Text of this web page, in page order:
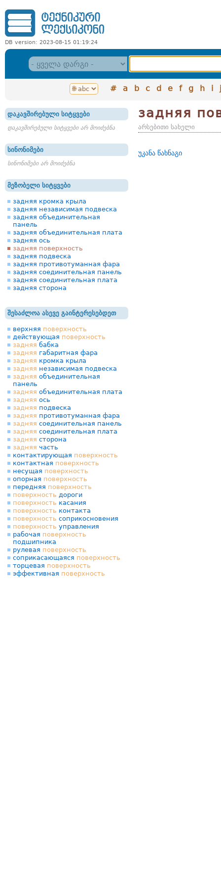
DB version: 2023-08-15 01:19:24
# a b c d e f g h i j
დაკავშირებული სიტყვები
დაკავშირებული სიტყვები არ მოიძებნა
სინონიმები
სინონიმები არ მოიძებნა
მეზობელი სიტყვები
задняя кромка крыла
задняя независимая подвеска
задняя объединительная
панель
задняя объединительная плата
задняя ось
задняя поверхность
задняя подвеска
задняя противотуманная фара
задняя соединительная панель
задняя соединительная плата
задняя сторона
შესაძლოა ასევე გაინტერესებდეთ
верхняя поверхность
действующая поверхность
задняя бабка
задняя габаритная фара
задняя кромка крыла
задняя независимая подвеска
задняя объединительная
панель
задняя объединительная плата
задняя ось
задняя подвеска
задняя противотуманная фара
задняя соединительная панель
задняя соединительная плата
задняя сторона
задняя часть
контактирующая поверхность
контактная поверхность
несущая поверхность
опорная поверхность
передняя поверхность
поверхность дороги
поверхность касания
поверхность контакта
поверхность соприкосновения
поверхность управления
рабочая поверхность
подшипника
рулевая поверхность
соприкасающаяся поверхность
торцевая поверхность
эффективная поверхность
задняя
არსებითი სახელი
უკანა წახნაგი